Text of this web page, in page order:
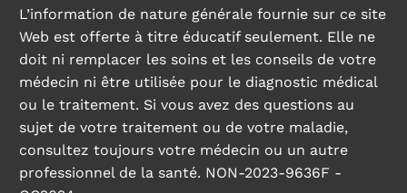
L’information de nature générale fournie sur ce site
Web est offerte à titre éducatif seulement. Elle ne
doit ni remplacer les soins et les conseils de votre
médecin ni être utilisée pour le diagnostic médical
ou le traitement. Si vous avez des questions au
sujet de votre traitement ou de votre maladie,
consultez toujours votre médecin ou un autre
professionnel de la santé. NON-2023-9636F -